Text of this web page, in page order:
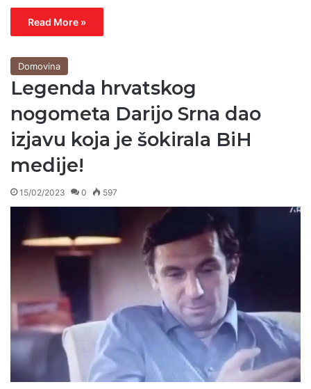
Read More »
Domovina
Legenda hrvatskog
nogometa Darijo Srna dao
izjavu koja je šokirala BiH
medije!
15/02/2023 0 597